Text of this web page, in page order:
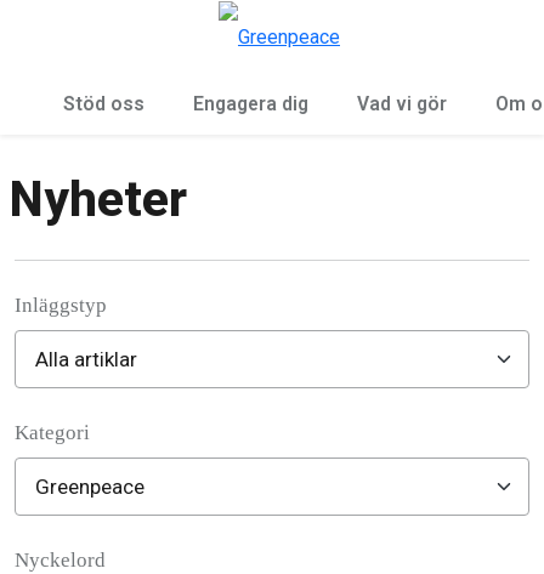
Stöd oss Engagera dig Vad vi gör Om
Nyheter
Inläggstyp
Kategori
Nyckelord